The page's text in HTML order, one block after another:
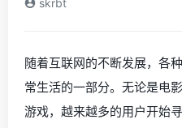
skrbt
随着互联网的不断发展，各
常生活的一部分。无论是电
游戏，越来越多的用户开始